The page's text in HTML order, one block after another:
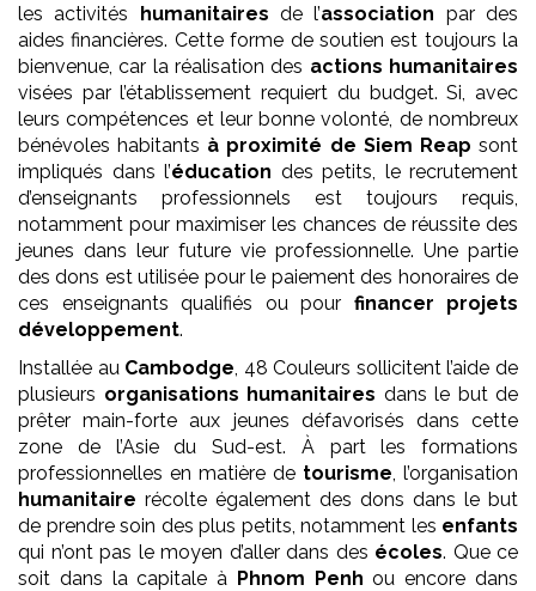
les activités humanitaires de l’association par des
aides financières. Cette forme de soutien est toujours la
bienvenue, car la réalisation des actions humanitaires
visées par l’établissement requiert du budget. Si, avec
leurs compétences et leur bonne volonté, de nombreux
bénévoles habitants à proximité de Siem Reap sont
impliqués dans l’éducation des petits, le recrutement
d’enseignants professionnels est toujours requis,
notamment pour maximiser les chances de réussite des
jeunes dans leur future vie professionnelle. Une partie
des dons est utilisée pour le paiement des honoraires de
ces enseignants qualifiés ou pour financer projets
développement.
Installée au Cambodge , 48 Couleurs sollicitent l’aide de
plusieurs organisations humanitaires dans le but de
prêter main-forte aux jeunes défavorisés dans cette
zone de l’Asie du Sud-est. À part les formations
professionnelles en matière de tourisme , l’organisation
humanitaire récolte également des dons dans le but
de prendre soin des plus petits, notamment les enfants
qui n’ont pas le moyen d’aller dans des écoles. Que ce
soit dans la capitale à Phnom Penh ou encore dans